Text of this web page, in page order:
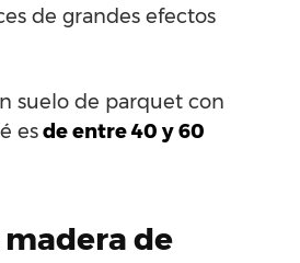
de grandes efectos
suelo de parquet con
esde entre 40 y 60
de